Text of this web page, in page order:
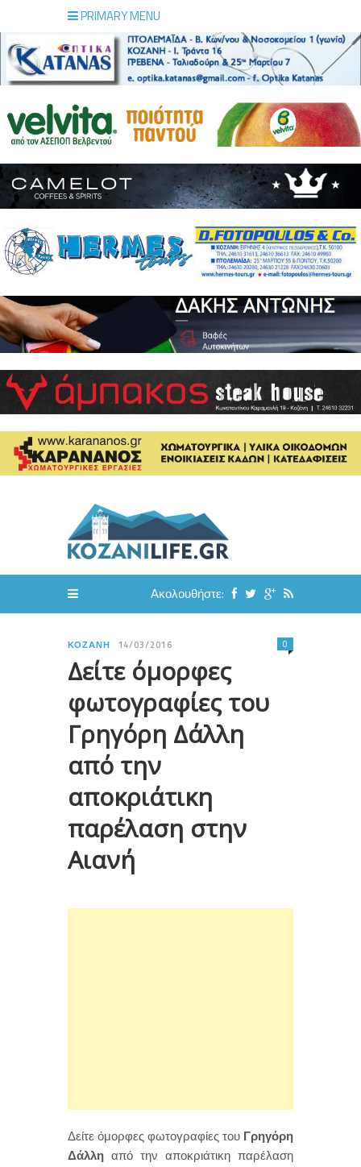
PRIMARY MENU
Ακολουθήστε:
ΚΟΖΆΝΗ 14/03/2016
Δείτε όμορφες
φωτογραφίες του
Γρηγόρη Δάλλη
από την
αποκριάτικη
παρέλαση στην
Αιανή
0
Δείτε όμορφες φωτογραφίες του Γρηγόρη
Δάλλη από την αποκριάτικη παρέλαση